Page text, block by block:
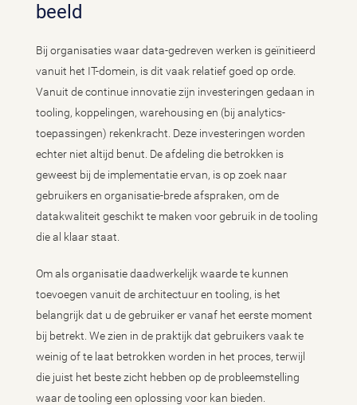
beeld
Bij organisaties waar data-gedreven werken is geïnitieerd
vanuit het IT-domein, is dit vaak relatief goed op orde.
Vanuit de continue innovatie zijn investeringen gedaan in
tooling, koppelingen, warehousing en (bij analytics-
toepassingen) rekenkracht. Deze investeringen worden
echter niet altijd benut. De afdeling die betrokken is
geweest bij de implementatie ervan, is op zoek naar
gebruikers en organisatie-brede afspraken, om de
datakwaliteit geschikt te maken voor gebruik in de tooling
die al klaar staat.
Om als organisatie daadwerkelijk waarde te kunnen
toevoegen vanuit de architectuur en tooling, is het
belangrijk dat u de gebruiker er vanaf het eerste moment
bij betrekt. We zien in de praktijk dat gebruikers vaak te
weinig of te laat betrokken worden in het proces, terwijl
die juist het beste zicht hebben op de probleemstelling
waar de tooling een oplossing voor kan bieden.